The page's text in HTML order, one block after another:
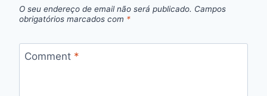
O seu endereço de email não será publicado. Campos
obrigatórios marcados com *
Comment *